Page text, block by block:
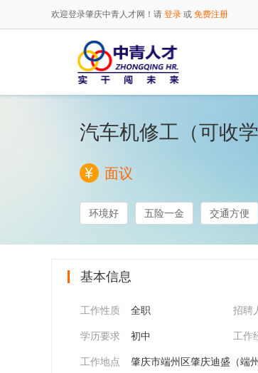
欢迎登录肇庆中青人才网！请 登录 或 免费注册
汽车机修工（可收学
面议
环境好 五险一金 交通方便
基本信息
工作性质 全职 招聘
学历要求 初中 工作
工作地点 肇庆市端州区肇庆迪盛（端